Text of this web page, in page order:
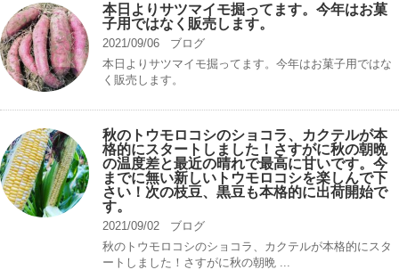
本日よりサツマイモ掘ってます。今年はお菓
子用ではなく販売します。
2021/09/06
ブログ
本日よりサツマイモ掘ってます。今年はお菓子用ではな
く販売します。
秋のトウモロコシのショコラ、カクテルが本
格的にスタートしました！さすがに秋の朝晩
の温度差と最近の晴れで最高に甘いです。今
までに無い新しいトウモロコシを楽しんで下
さい！次の枝豆、黒豆も本格的に出荷開始で
す。
2021/09/02
ブログ
秋のトウモロコシのショコラ、カクテルが本格的にスタ
ートしました！さすがに秋の朝晩 ...